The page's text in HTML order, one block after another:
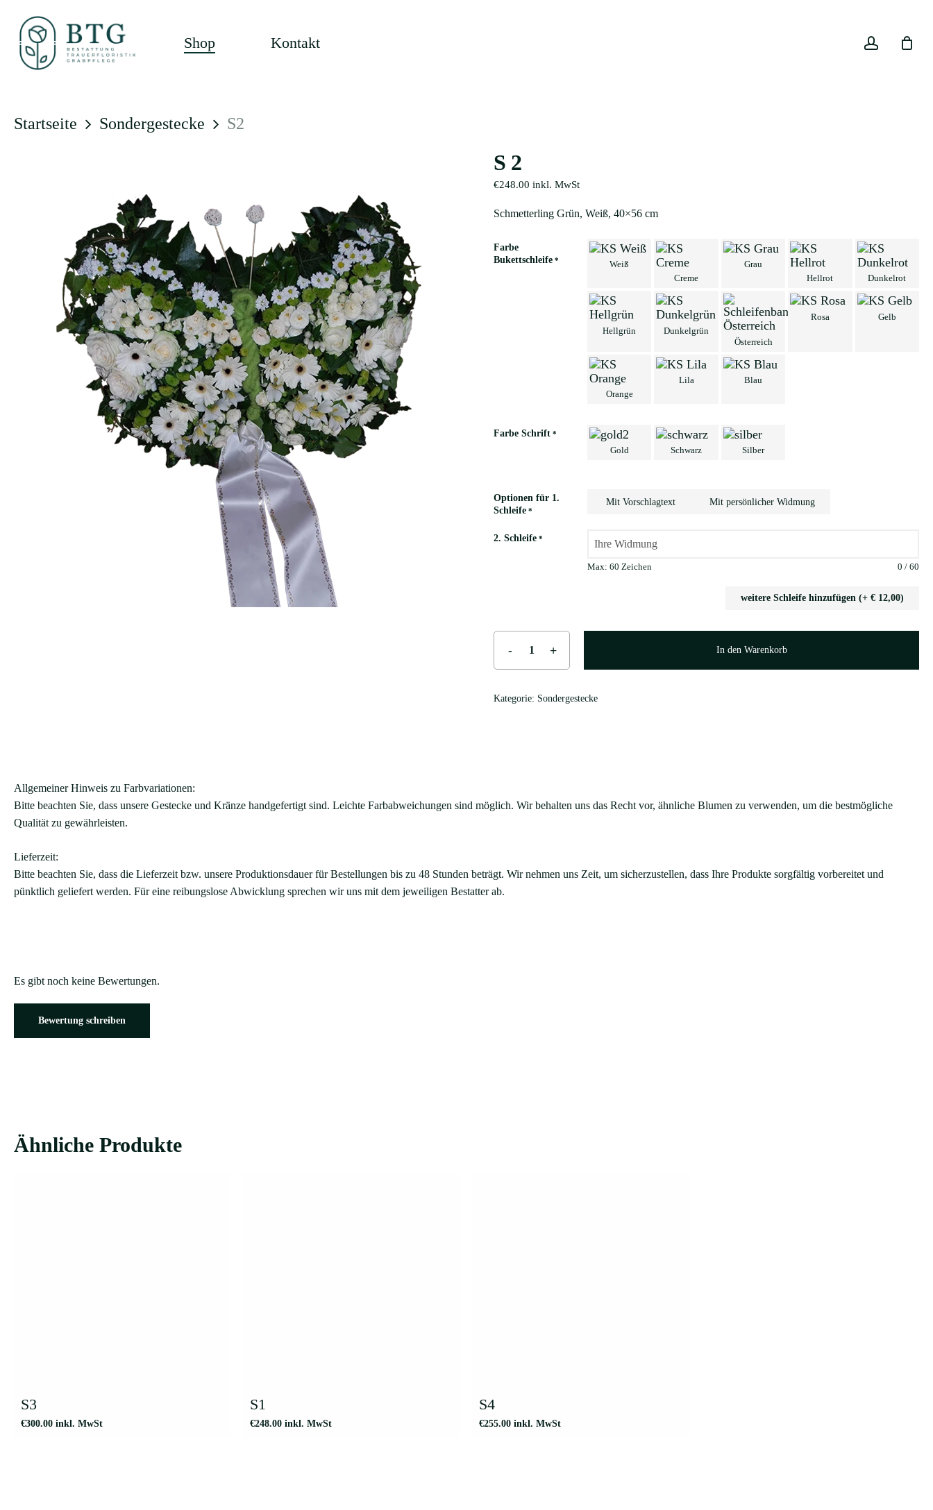
main
content
Shop Kontakt account
Cart
Startseite Sondergestecke S2
S2
€248.00 inkl. MwSt
Schmetterling Grün, Weiß, 40×56 cm
Farbe
Bukettschleife *
Weiß
Creme
Grau
Hellrot
Dunkelrot
Hellgrün
Dunkelgrün
Österreich
Rosa Gelb
Orange
Lila Blau
Farbe Schrift *
Gold Schwarz Silber
Optionen für 1.
Schleife *
Mit Vorschlagtext Mit persönlicher Widmung
2. Schleife *
0 / 60
Max: 60 Zeichen
weitere Schleife hinzufügen (+ € 12,00)
In den Warenkorb
Kategorie: Sondergestecke
Allgemeiner Hinweis zu Farbvariationen:
Bitte beachten Sie, dass unsere Gestecke und Kränze handgefertigt sind. Leichte Farbabweichungen sind möglich. Wir behalten uns das Recht vor, ähnliche Blumen zu verwenden, um die bestmögliche
Qualität zu gewährleisten.
Lieferzeit:
Bitte beachten Sie, dass die Lieferzeit bzw. unsere Produktionsdauer für Bestellungen bis zu 48 Stunden beträgt. Wir nehmen uns Zeit, um sicherzustellen, dass Ihre Produkte sorgfältig vorbereitet und
pünktlich geliefert werden. Für eine reibungslose Abwicklung sprechen wir uns mit dem jeweiligen Bestatter ab.
Es gibt noch keine Bewertungen.
Bewertung schreiben
Ähnliche Produkte
S3
€300.00 inkl. MwSt
S1
€248.00 inkl. MwSt
S4
€255.00 inkl. MwSt